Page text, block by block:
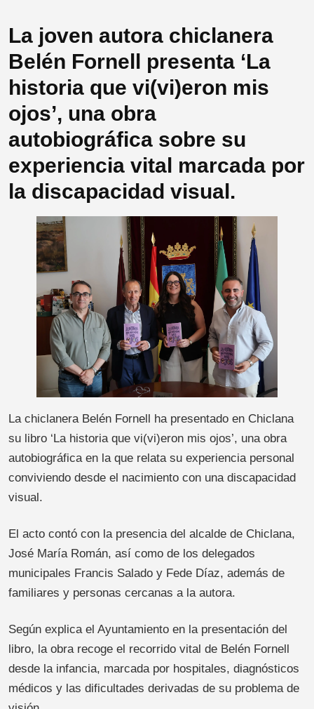
La joven autora chiclanera
Belén Fornell presenta ‘La
historia que vi(vi)eron mis
ojos’, una obra
autobiográfica sobre su
experiencia vital marcada por
la discapacidad visual.
La chiclanera Belén Fornell ha presentado en Chiclana
su libro ‘La historia que vi(vi)eron mis ojos’, una obra
autobiográfica en la que relata su experiencia personal
conviviendo desde el nacimiento con una discapacidad
visual.
El acto contó con la presencia del alcalde de Chiclana,
José María Román, así como de los delegados
municipales Francis Salado y Fede Díaz, además de
familiares y personas cercanas a la autora.
Según explica el Ayuntamiento en la presentación del
libro, la obra recoge el recorrido vital de Belén Fornell
desde la infancia, marcada por hospitales, diagnósticos
médicos y las dificultades derivadas de su problema de